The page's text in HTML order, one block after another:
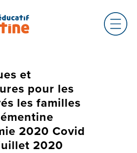
et
pour les
les familles
2020 Covid
2020